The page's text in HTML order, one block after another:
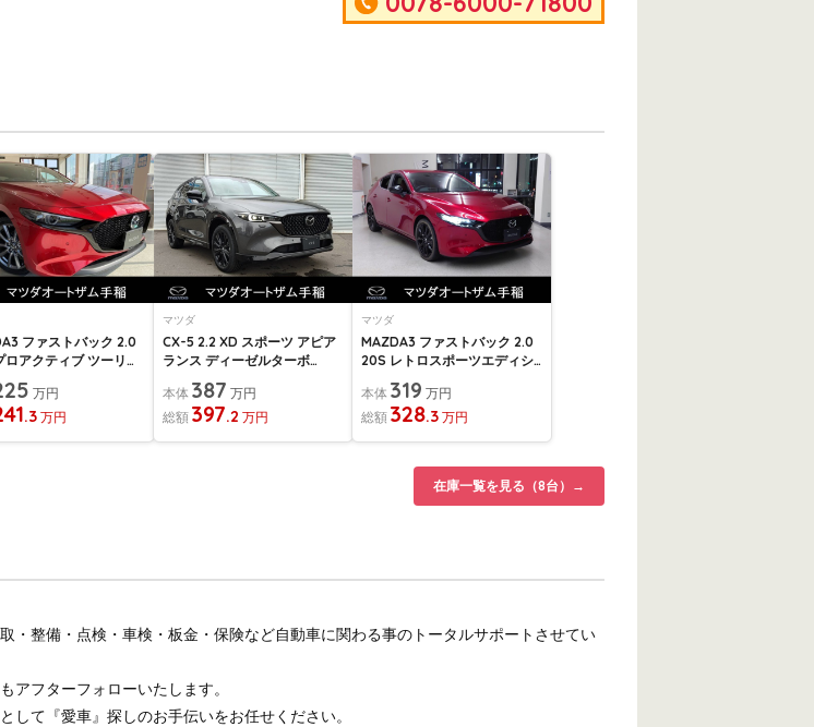
ファストバック 2.0
アクティブ ツーリン
ク...
万円
.3 万円
マツダ
CX-5 2.2 XD スポーツ アピア
ランス ディーゼルターボ
4WD 登録済...
本体 387 万円
総額 397.2 万円
マツダ
MAZDA3 ファストバック 2.0
20S レトロスポーツエディシ
ョン 4WD...
本体 319 万円
総額 328.3 万円
在庫一覧を見る（8台）→
・整備・点検・車検・板金・保険など自動車に関わる事のトータルサポートさせてい
アフターフォローいたします。
て『愛車』探しのお手伝いをお任せください。